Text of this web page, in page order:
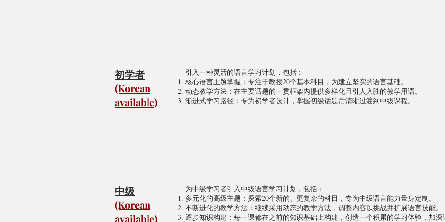
初学者
(Korean
available)
引入一种灵活的语言学习计划，包括：
核心语言主题掌握：专注于教授20个基本科目，为建立坚实的语言基础。
动态教学方法：在主要话题的一贯框架内提供多样化且引人入胜的教学用语。
渐进式学习路径：专为初学者设计，掌握初级话题后清晰过渡到中级课程。
中级
(Korean
available)
为中级学习者引入中级语言学习计划，包括：
多元化的高级主题：探索20个新的、更复杂的科目，专为中级语言能力量身定制。
不断进化的教学方法：继续采用动态的教学方法，调整内容以挑战并扩展语言技能。
逐步知识构建：每一课都在之前的知识基础上构建，创造一个积累的学习体验，加深